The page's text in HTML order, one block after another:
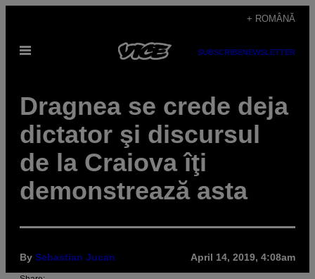
content
+ ROMÂNĂ
Open
SUBSCRIBENEWSLETTER
Dragnea se crede deja
dictator şi discursul
de la Craiova îţi
demonstrează asta
By Sebastian Jucan April 14, 2019, 4:08am